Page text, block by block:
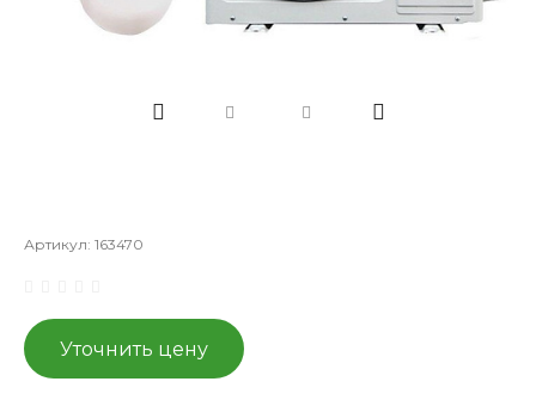
Артикул: 163470
Уточнить цену